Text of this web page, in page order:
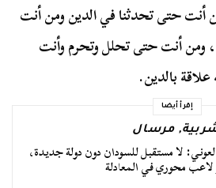
أنت حتى تحدثنا في الدين ومن أنت
ومن أنت حتى تحلل وتحرم وأنت
بالدين.
إقرأ أيضا
,مرسال
لا مستقبل للسودان دون دولة جديدة،
محوري في المعادلة